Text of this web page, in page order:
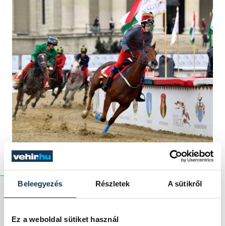
Beleegyezés Részletek A sütikről
Ez a weboldal sütiket használ
A felnőtt korcsoport